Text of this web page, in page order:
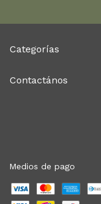
Categorías
Contactános
Medios de pago